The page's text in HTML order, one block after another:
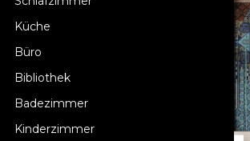
Küche
Büro
Bibliothek
Badezimmer
Kinderzimmer